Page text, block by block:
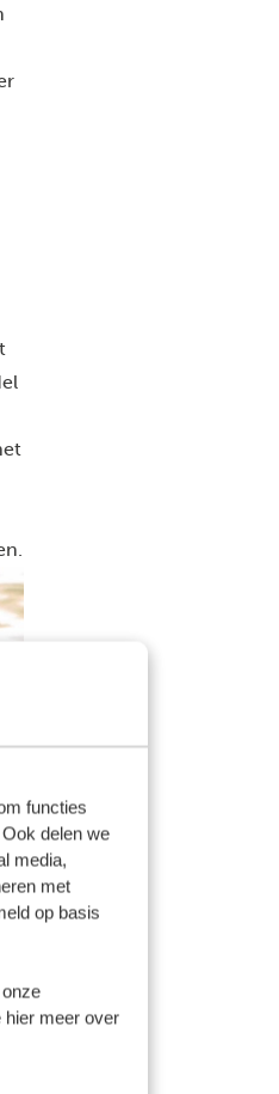
functies
delen we
media,
met
op basis
hier meer over